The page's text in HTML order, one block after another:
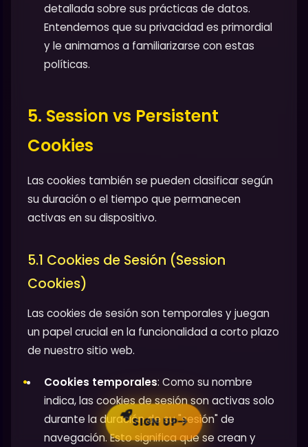
detallada sobre sus prácticas de datos.
Entendemos que su privacidad es primordial
y le animamos a familiarizarse con estas
políticas.
5. Session vs Persistent
Cookies
Las cookies también se pueden clasificar según
su duración o el tiempo que permanecen
activas en su dispositivo.
5.1 Cookies de Sesión (Session
Cookies)
Las cookies de sesión son temporales y juegan
un papel crucial en la funcionalidad a corto plazo
de nuestro sitio web.
Cookies temporales: Como su nombre
indica, las cookies de sesión son activas solo
durante la duración de su "sesión" de
navegación. Esto significa que se crean y
SIGN UP